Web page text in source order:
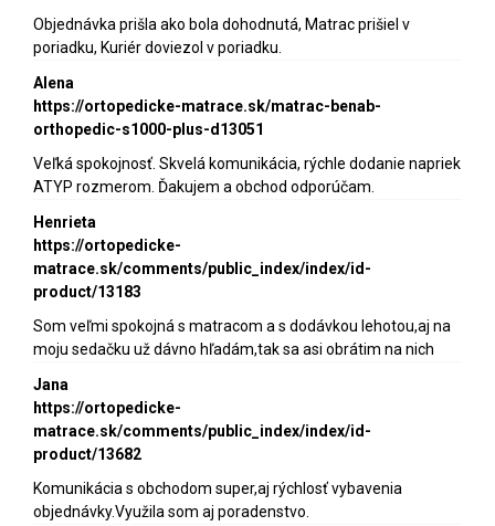
Objednávka prišla ako bola dohodnutá, Matrac prišiel v
poriadku, Kuriér doviezol v poriadku.
Alena
https://ortopedicke-matrace.sk/matrac-benab-
orthopedic-s1000-plus-d13051
Veľká spokojnosť. Skvelá komunikácia, rýchle dodanie napriek
ATYP rozmerom. Ďakujem a obchod odporúčam.
Henrieta
https://ortopedicke-
matrace.sk/comments/public_index/index/id-
product/13183
Som veľmi spokojná s matracom a s dodávkou lehotou,aj na
moju sedačku už dávno hľadám,tak sa asi obrátim na nich
Jana
https://ortopedicke-
matrace.sk/comments/public_index/index/id-
product/13682
Komunikácia s obchodom super,aj rýchlosť vybavenia
objednávky.Využila som aj poradenstvo.